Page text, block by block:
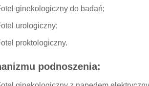
ginekologiczny do badań;
urologiczny;
proktologiczny.
podnoszenia: